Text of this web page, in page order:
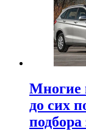
Многие
до сих